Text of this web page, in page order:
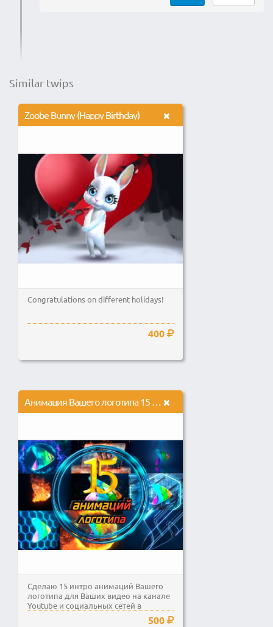
Similar twips
Zoobe Bunny (Happy Birthday)
Congratulations on different holidays!
400
Анимация Вашего логотипа 15 вариантов на выбор
Сделаю 15 интро анимаций Вашего
логотипа для Ваших видео на канале
Youtube и социальных сетей в
500